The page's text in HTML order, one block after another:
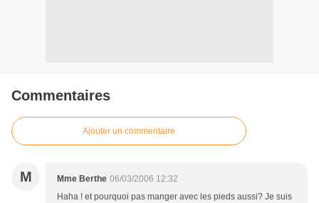
Commentaires
Ajouter un commentaire
M Mme Berthe 06/03/2006 12:32
Haha ! et pourquoi pas manger avec les pieds aussi? Je suis